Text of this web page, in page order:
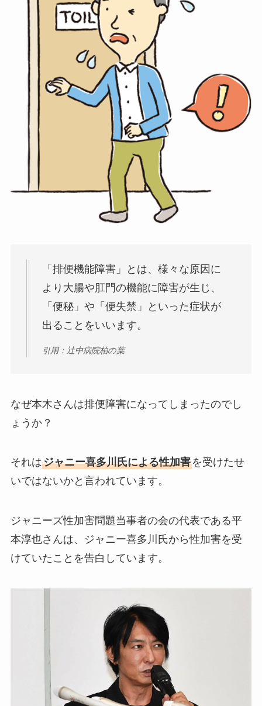
「排便機能障害」とは、様々な原因に
より大腸や肛門の機能に障害が生じ、
「便秘」や「便失禁」といった症状が
出ることをいいます。
引用：辻中病院柏の葉
なぜ本木さんは排便障害になってしまったのでし
ょうか？
それはジャニー喜多川氏による性加害を受けたせ
いではないかと言われています。
ジャニーズ性加害問題当事者の会の代表である平
本淳也さんは、ジャニー喜多川氏から性加害を受
けていたことを告白しています。